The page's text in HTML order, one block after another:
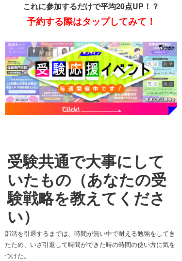
これに参加するだけで平均20点UP！？
予約する際はタップしてみて！
受験共通で大事にして
いたもの（あなたの受
験戦略を教えてくださ
い）
部活を引退するまでは、時間が無い中で耐える勉強をしてき
たため、いざ引退して時間ができた時の時間の使い方に気を
つけた。